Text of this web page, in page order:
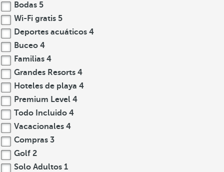
Bodas 5
Wi-Fi gratis 5
Deportes acuáticos 4
Buceo 4
Familias 4
Grandes Resorts 4
Hoteles de playa 4
Premium Level 4
Todo Incluido 4
Vacacionales 4
Compras 3
Golf 2
Solo Adultos 1